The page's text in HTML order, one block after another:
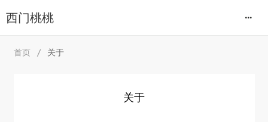
西门桃桃
首页 / 关于
关于